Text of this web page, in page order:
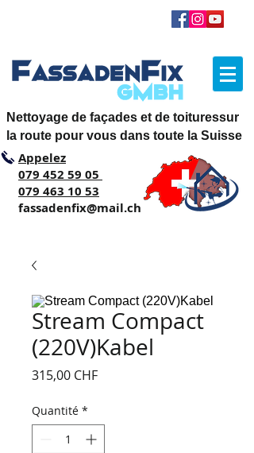
Nettoyage de façades et de toituressur
la route pour vous dans toute la Suisse
Appelez
079 452 59 05
079 463 10 53
fassadenfix@mail.ch
Stream Compact
(220V)Kabel
315,00 CHFPrix
Quantité *